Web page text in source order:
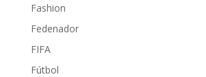
Fashion
Fedenador
FIFA
Fútbol